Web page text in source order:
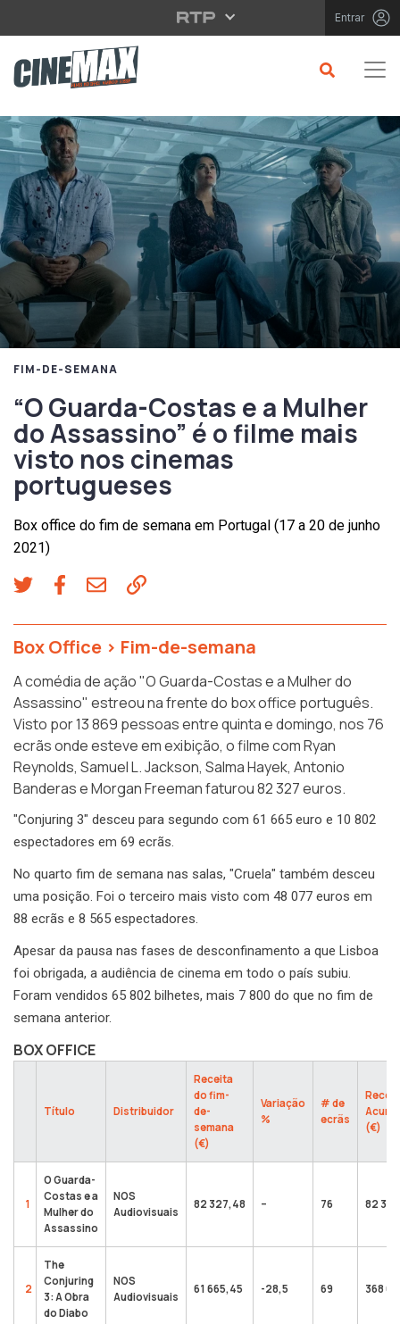
Saltar para o conteúdo principal Entrar
FIM-DE-SEMANA
“O Guarda-Costas e a Mulher
do Assassino” é o filme mais
visto nos cinemas
portugueses
Box office do fim de semana em Portugal (17 a 20 de junho
2021)
Box Office > Fim-de-semana
A comédia de ação "O Guarda-Costas e a Mulher do
Assassino" estreou na frente do box office português.
Visto por 13 869 pessoas entre quinta e domingo, nos 76
ecrãs onde esteve em exibição, o filme com Ryan
Reynolds, Samuel L. Jackson, Salma Hayek, Antonio
Banderas e Morgan Freeman faturou 82 327 euros.
"Conjuring 3" desceu para segundo com 61 665 euro e 10 802
espectadores em 69 ecrãs.
No quarto fim de semana nas salas, "Cruela" também desceu
uma posição. Foi o terceiro mais visto com 48 077 euros em
88 ecrãs e 8 565 espectadores.
Apesar da pausa nas fases de desconfinamento a que Lisboa
foi obrigada, a audiência de cinema em todo o país subiu.
Foram vendidos 65 802 bilhetes, mais 7 800 do que no fim de
semana anterior.
BOX OFFICE
Título Distribuidor
Receita
do fim-
de-
semana
(€)
Variação
%
# de
ecrãs
(€)
1
O Guarda-
Costas e a
Mulher do
Assassino
NOS
Audiovisuais
82 327,48 – 76 82
2
The
Conjuring
3: A Obra
do Diabo
NOS
Audiovisuais
61 665,45 -28,5 69 368